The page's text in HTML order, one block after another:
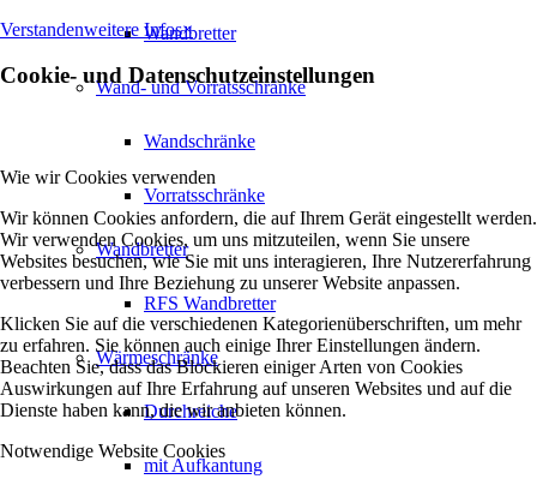
Wandbretter
Wand- und Vorratsschränke
Wandschränke
Vorratsschränke
Wandbretter
RFS Wandbretter
Wärmeschränke
Durchreiche
mit Aufkantung
Verstandenweitere Infos×
Cookie- und Datenschutzeinstellungen
Wie wir Cookies verwenden
Wir können Cookies anfordern, die auf Ihrem Gerät eingestellt werden.
Wir verwenden Cookies, um uns mitzuteilen, wenn Sie unsere
Websites besuchen, wie Sie mit uns interagieren, Ihre Nutzererfahrung
verbessern und Ihre Beziehung zu unserer Website anpassen.
Klicken Sie auf die verschiedenen Kategorienüberschriften, um mehr
zu erfahren. Sie können auch einige Ihrer Einstellungen ändern.
Beachten Sie, dass das Blockieren einiger Arten von Cookies
Auswirkungen auf Ihre Erfahrung auf unseren Websites und auf die
Dienste haben kann, die wir anbieten können.
Notwendige Website Cookies